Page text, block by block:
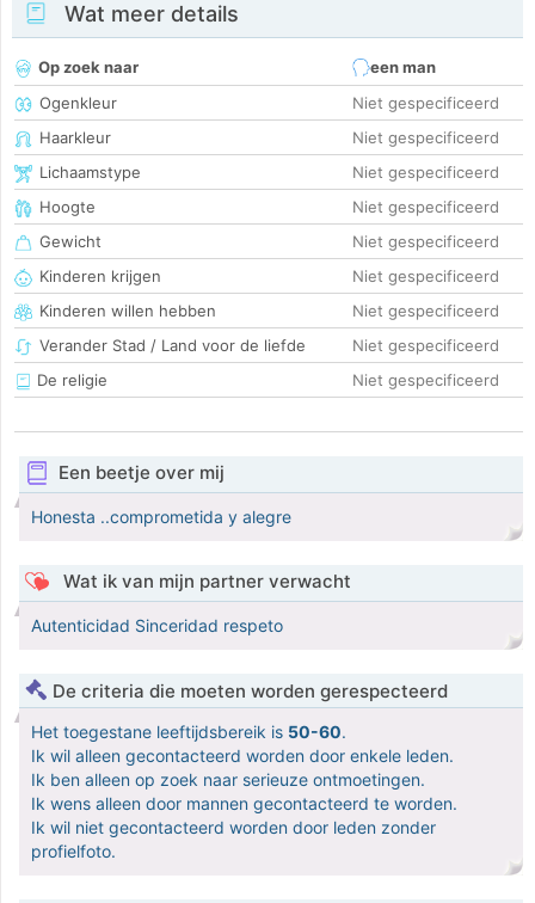
Wat meer details
Op zoek naar
een man
Ogenkleur
Niet gespecificeerd
Haarkleur
Niet gespecificeerd
Lichaamstype
Niet gespecificeerd
Hoogte
Niet gespecificeerd
Gewicht
Niet gespecificeerd
Kinderen krijgen
Niet gespecificeerd
Kinderen willen hebben
Niet gespecificeerd
Verander Stad / Land voor de liefde
Niet gespecificeerd
De religie
Niet gespecificeerd
Een beetje over mij
Honesta ..comprometida y alegre
Wat ik van mijn partner verwacht
Autenticidad Sinceridad respeto
De criteria die moeten worden gerespecteerd
Het toegestane leeftijdsbereik is 50-60.
Ik wil alleen gecontacteerd worden door enkele leden.
Ik ben alleen op zoek naar serieuze ontmoetingen.
Ik wens alleen door mannen gecontacteerd te worden.
Ik wil niet gecontacteerd worden door leden zonder
profielfoto.